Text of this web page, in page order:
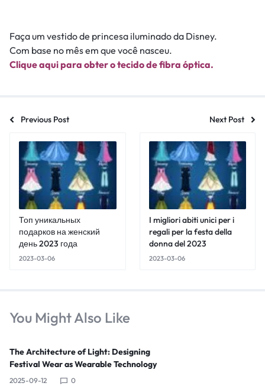
Faça um vestido de princesa iluminado da Disney.
Com base no mês em que você nasceu.
Clique aqui para obter o tecido de fibra óptica.
Previous Post Next Post
Топ уникальных
подарков на женский
день 2023 года
2023-03-06
I migliori abiti unici per i
regali per la festa della
donna del 2023
2023-03-06
You Might Also Like
The Architecture of Light: Designing
Festival Wear as Wearable Technology
2025-09-12 0